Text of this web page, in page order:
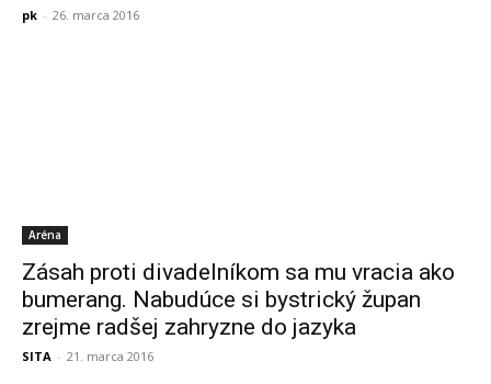
pk - 26. marca 2016
Aréna
Zásah proti divadelníkom sa mu vracia ako
bumerang. Nabudúce si bystrický župan
zrejme radšej zahryzne do jazyka
SITA - 21. marca 2016